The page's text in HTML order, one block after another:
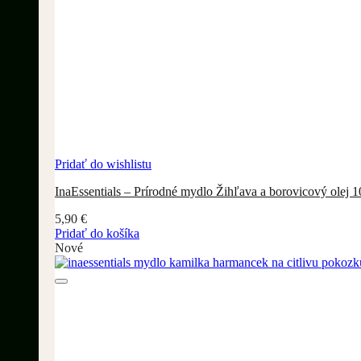
Pridať do wishlistu
InaEssentials – Prírodné mydlo Žihľava a borovicový olej
5,90 €
Pridať do košíka
Nové